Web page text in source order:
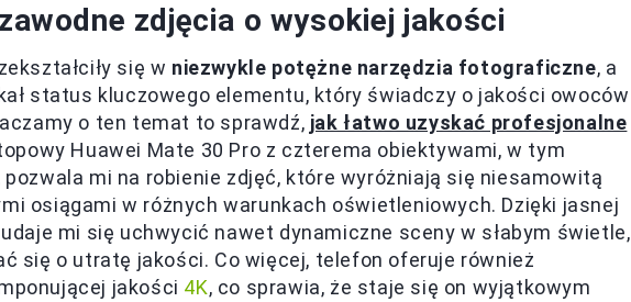
zdjęcia o wysokiej jakości
się w niezwykle potężne narzędzia fotograficzne, a
status kluczowego elementu, który świadczy o jakości owoców
o ten temat to sprawdź, jak łatwo uzyskać profesjonalne
Huawei Mate 30 Pro z czterema obiektywami, w tym
pozwala mi na robienie zdjęć, które wyróżniają się niesamowitą
osiągami w różnych warunkach oświetleniowych. Dzięki jasnej
mi się uchwycić nawet dynamiczne sceny w słabym świetle,
się o utratę jakości. Co więcej, telefon oferuje również
jakości 4K, co sprawia, że staje się on wyjątkowym